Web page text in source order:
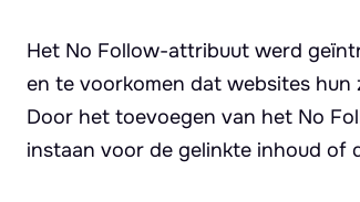
Het No Follow-attribuut werd
en te voorkomen dat websites
Door het toevoegen van het No
instaan voor de gelinkte inhoud of